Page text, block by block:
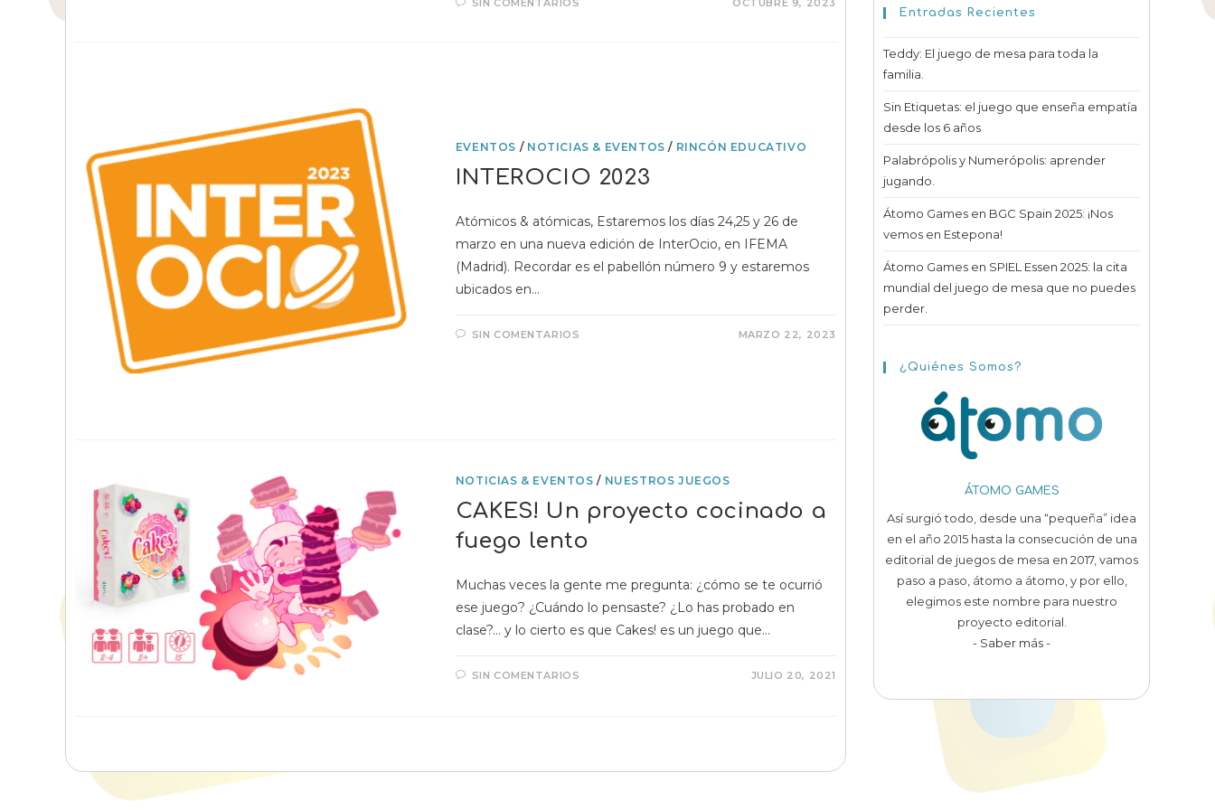
SIN COMENTARIOS OCTUBRE 9, 2023
EVENTOS / NOTICIAS & EVENTOS / RINCÓN EDUCATIVO
INTEROCIO 2023
Atómicos & atómicas, Estaremos los días 24,25 y 26 de
marzo en una nueva edición de InterOcio, en IFEMA
(Madrid). Recordar es el pabellón número 9 y estaremos
ubicados en…
SIN COMENTARIOS MARZO 22, 2023
NOTICIAS & EVENTOS / NUESTROS JUEGOS
CAKES! Un proyecto cocinado a
fuego lento
Muchas veces la gente me pregunta: ¿cómo se te ocurrió
ese juego? ¿Cuándo lo pensaste? ¿Lo has probado en
clase?... y lo cierto es que Cakes! es un juego que…
SIN COMENTARIOS JULIO 20, 2021
Entradas Recientes
Teddy: El juego de mesa para toda la
familia.
Sin Etiquetas: el juego que enseña empatía
desde los 6 años
Palabrópolis y Numerópolis: aprender
jugando.
Átomo Games en BGC Spain 2025: ¡Nos
vemos en Estepona!
Átomo Games en SPIEL Essen 2025: la cita
mundial del juego de mesa que no puedes
perder.
¿Quiénes Somos?
ÁTOMO GAMES
Así surgió todo, desde una “pequeña” idea
en el año 2015 hasta la consecución de una
editorial de juegos de mesa en 2017, vamos
paso a paso, átomo a átomo, y por ello,
elegimos este nombre para nuestro
proyecto editorial.
- Saber más -